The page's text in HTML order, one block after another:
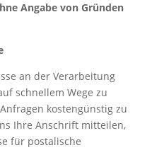
Angabe von Gründen
an der Verarbeitung
schnellem Wege zu
kostengünstig zu
Ihre Anschrift mitteilen,
für postalische